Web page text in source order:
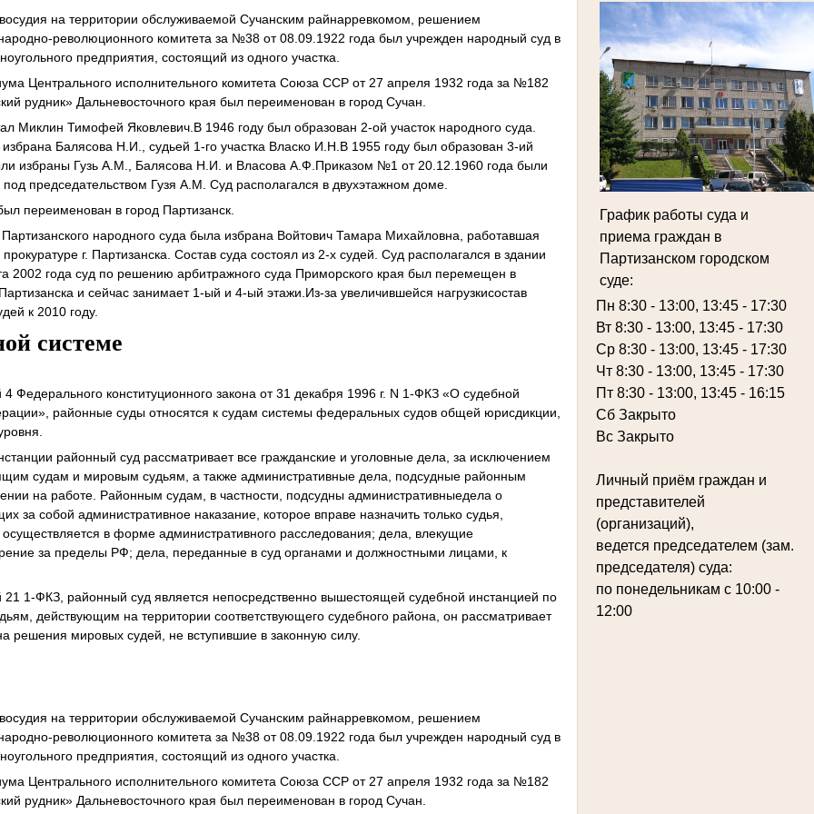
График работы суда и
приема граждан в
Партизанском городском
суде:
Пн 8:30 - 13:00, 13:45 - 17:30
Вт 8:30 - 13:00, 13:45 - 17:30
Ср 8:30 - 13:00, 13:45 - 17:30
Чт 8:30 - 13:00, 13:45 - 17:30
Пт 8:30 - 13:00, 13:45 - 16:15
Сб Закрыто
Вс Закрыто
Личный приём граждан и
представителей
(организаций),
ведется председателем (зам.
председателя) суда:
по понедельникам с 10:00 -
12:00
на территории обслуживаемой Сучанским райнарревкомом, решением
революционного комитета за №38 от 08.09.1922 года был учрежден народный суд в
предприятия, состоящий из одного участка.
Центрального исполнительного комитета Союза ССР от 27 апреля 1932 года за №182
рудник» Дальневосточного края был переименован в город Сучан.
Миклин Тимофей Яковлевич.В 1946 году был образован 2-ой участок народного суда.
Балясова Н.И., судьей 1-го участка Власко И.Н.В 1955 году был образован 3-ий
избраны Гузь А.М., Балясова Н.И. и Власова А.Ф.Приказом №1 от 20.12.1960 года были
председательством Гузя А.М. Суд располагался в двухэтажном доме.
переименован в город Партизанск.
народного суда была избрана Войтович Тамара Михайловна, работавшая
г. Партизанска. Состав суда состоял из 2-х судей. Суд располагался в здании
2002 года суд по решению арбитражного суда Приморского края был перемещен в
и сейчас занимает 1-ый и 4-ый этажи.Из-за увеличившейся нагрузкисостав
к 2010 году.
системе
4 Федерального конституционного закона от 31 декабря 1996 г. N 1-ФКЗ «О судебной
районные суды относятся к судам системы федеральных судов общей юрисдикции,
районный суд рассматривает все гражданские и уголовные дела, за исключением
судам и мировым судьям, а также административные дела, подсудные районным
на работе. Районным судам, в частности, подсудны административныедела о
за собой административное наказание, которое вправе назначить только судья,
в форме административного расследования; дела, влекущие
за пределы РФ; дела, переданные в суд органами и должностными лицами, к
21 1-ФКЗ, районный суд является непосредственно вышестоящей судебной инстанцией по
действующим на территории соответствующего судебного района, он рассматривает
решения мировых судей, не вступившие в законную силу.
на территории обслуживаемой Сучанским райнарревкомом, решением
революционного комитета за №38 от 08.09.1922 года был учрежден народный суд в
предприятия, состоящий из одного участка.
Центрального исполнительного комитета Союза ССР от 27 апреля 1932 года за №182
рудник» Дальневосточного края был переименован в город Сучан.